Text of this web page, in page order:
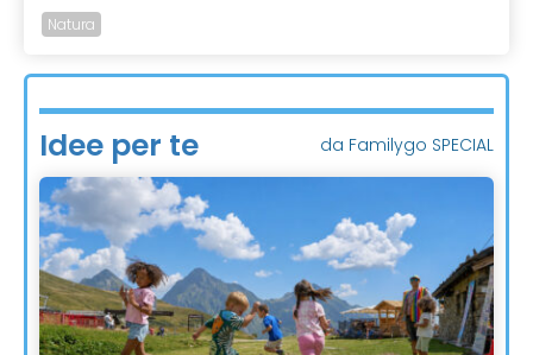
Natura
Idee per te da Familygo SPECIAL